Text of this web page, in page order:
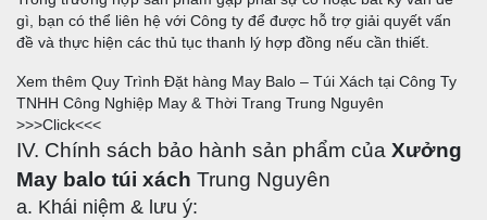
gì, bạn có thể liên hệ với Công ty để được hỗ trợ giải quyết vấn
đề và thực hiện các thủ tục thanh lý hợp đồng nếu cần thiết.
Xem thêm Quy Trình Đặt hàng May Balo – Túi Xách tại Công Ty
TNHH Công Nghiệp May & Thời Trang Trung Nguyên
>>>Click<<<
IV. Chính sách bảo hành sản phẩm của Xưởng
May balo túi xách Trung Nguyên
a. Khái niệm & lưu ý: